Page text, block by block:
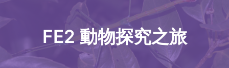
天文館
比賽/專題計劃
FE2 動物探究之旅